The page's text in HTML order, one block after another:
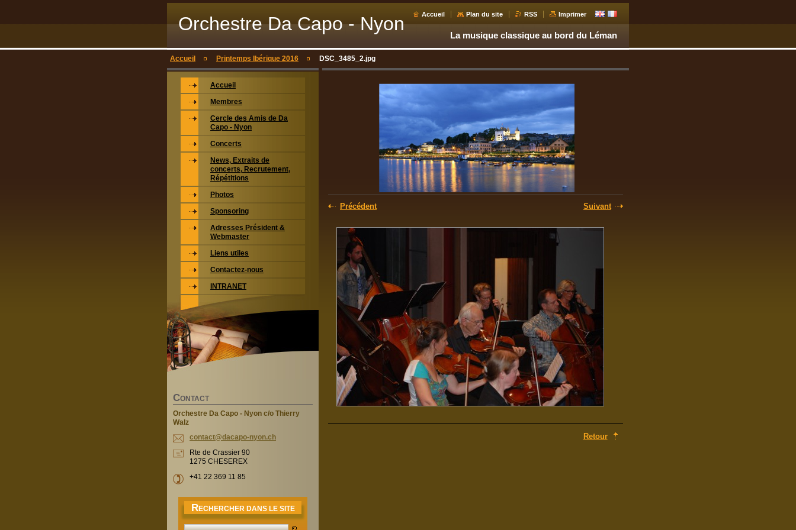
Orchestre Da Capo - Nyon Accueil Plan du site RSS Imprimer
La musique classique au bord du Léman
Accueil Printemps Ibérique 2016 DSC_3485_2.jpg
Précédent Suivant
Retour
Accueil
Membres
Cercle des Amis de Da
Capo - Nyon
Concerts
News, Extraits de
concerts, Recrutement,
Répétitions
Photos
Sponsoring
Adresses Président &
Webmaster
Liens utiles
Contactez-nous
INTRANET
CONTACT
Orchestre Da Capo - Nyon c/o Thierry
Walz
contact@dacapo-nyon.ch
Rte de Crassier 90
1275 CHESEREX
+41 22 369 11 85
RECHERCHER DANS LE SITE